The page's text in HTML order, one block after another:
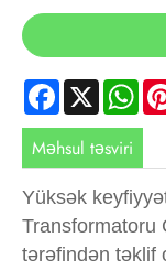
Facebook
X
Məhsul təsviri
Yüksək
Transformatoru
tərəfindən təklif